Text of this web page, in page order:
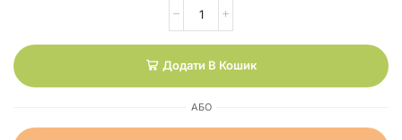
Додати В Кошик
АБО